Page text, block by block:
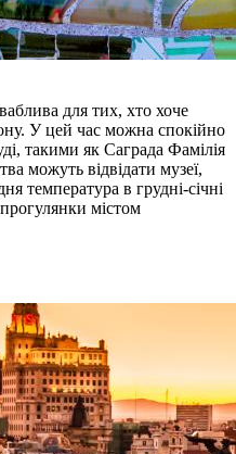
для тих, хто хоче
У цей час можна спокійно
такими як Саграда Фамілія
можуть відвідати музеї,
температура в грудні-січні
містом